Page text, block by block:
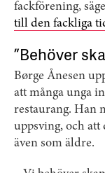
fackförening,
till den fackliga
”Behöver
Børge Ånesen
att många unga
restaurang. Han
uppsving, och att
även som äldre.